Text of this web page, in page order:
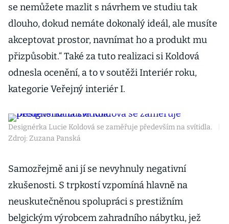
se nemůžete mazlit s návrhem ve studiu tak
dlouho, dokud nemáte dokonalý ideál, ale musíte
akceptovat prostor, navnímat ho a produkt mu
přizpůsobit.“ Také za tuto realizaci si Koldová
odnesla ocenění, a to v soutěži Interiér roku,
kategorie Veřejný interiér I.
Designérka Lucie Koldová se zaměřuje především na svítidla.
Zdroj: Zuzana Panská
Samozřejmě ani jí se nevyhnuly negativní
zkušenosti. S trpkostí vzpomíná hlavně na
neuskutečněnou spolupráci s prestižním
belgickým výrobcem zahradního nábytku, jež